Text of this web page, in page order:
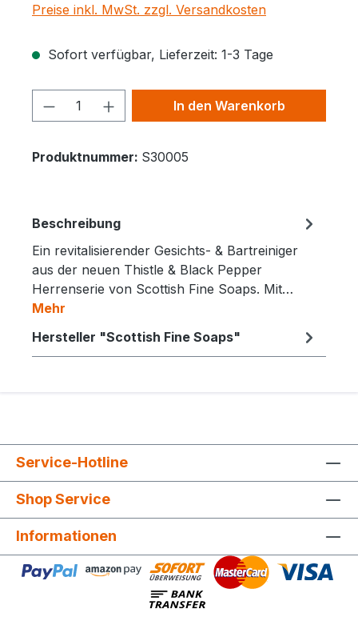
Preise inkl. MwSt. zzgl. Versandkosten
Sofort verfügbar, Lieferzeit: 1-3 Tage
Produkt Anzahl: Gib den
In den Warenkorb
Produktnummer: S30005
Beschreibung
Ein revitalisierender Gesichts- & Bartreiniger
aus der neuen Thistle & Black Pepper
Herrenserie von Scottish Fine Soaps. Mit…
Mehr
Hersteller "Scottish Fine Soaps"
Service-Hotline
Shop Service
Informationen